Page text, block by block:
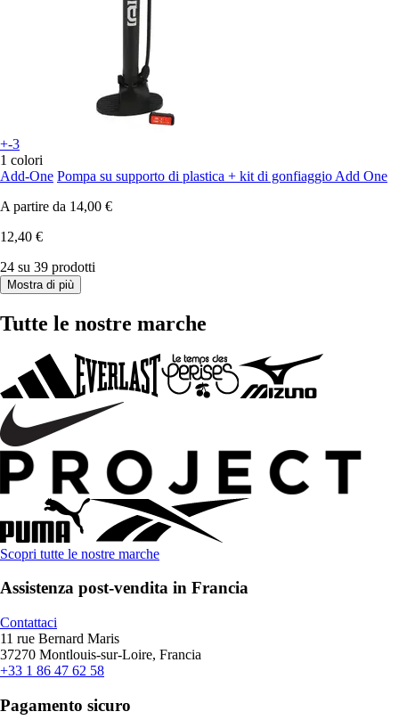
+-3
1 colori
Add-One Pompa su supporto di plastica + kit di gonfiaggio Add One
A partire da 14,00 €
12,40 €
24 su 39 prodotti
Mostra di più
Tutte le nostre marche
Scopri tutte le nostre marche
Assistenza post-vendita in Francia
Contattaci
11 rue Bernard Maris
37270 Montlouis-sur-Loire, Francia
+33 1 86 47 62 58
Pagamento sicuro